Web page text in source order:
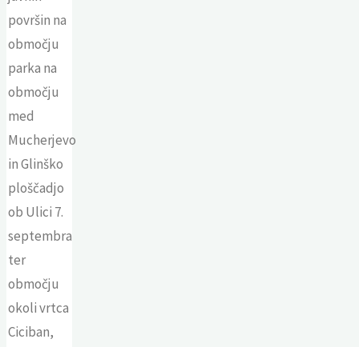
površin na
območju
parka na
območju
med
Mucherjevo
in Glinško
ploščadjo
ob Ulici 7.
septembra
ter
območju
okoli vrtca
Ciciban,